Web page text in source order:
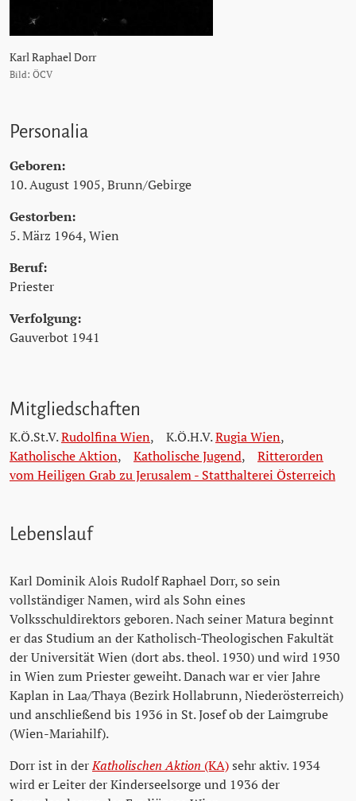
Karl Raphael Dorr
Bild: ÖCV
Personalia
Geboren:
10. August 1905, Brunn/Gebirge
Gestorben:
5. März 1964, Wien
Beruf:
Priester
Verfolgung:
Gauverbot 1941
Mitgliedschaften
K.Ö.St.V.Rudolfina Wien, K.Ö.H.V.Rugia Wien,
Katholische Aktion, Katholische Jugend, Ritterorden
vom Heiligen Grab zu Jerusalem - Statthalterei Österreich
Lebenslauf
Karl Dominik Alois Rudolf Raphael Dorr, so sein
vollständiger Namen, wird als Sohn eines
Volksschuldirektors geboren. Nach seiner Matura beginnt
er das Studium an der Katholisch-Theologischen Fakultät
der Universität Wien (dort abs. theol. 1930) und wird 1930
in Wien zum Priester geweiht. Danach war er vier Jahre
Kaplan in Laa/Thaya (Bezirk Hollabrunn, Niederösterreich)
und anschließend bis 1936 in St. Josef ob der Laimgrube
(Wien-Mariahilf).
Dorr ist in derKatholischen Aktion (KA)sehr aktiv. 1934
wird er Leiter der Kinderseelsorge und 1936 der